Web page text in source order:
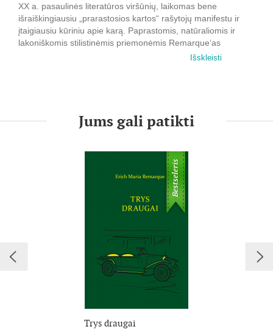
XX a. pasaulinės literatūros viršūnių, laikomas bene
išraiškingiausiu „prarastosios kartos“ rašytojų manifestu ir
įtaigiausiu kūriniu apie karą. Paprastomis, natūraliomis ir
lakoniškomis stilistinėmis priemonėmis Remarque‘as
užčiuopė ir įprasmino pagrindinio herojaus Pauliaus Boimerio
Išskleisti
Jums gali patikti
Bestseleris
Trys draugai